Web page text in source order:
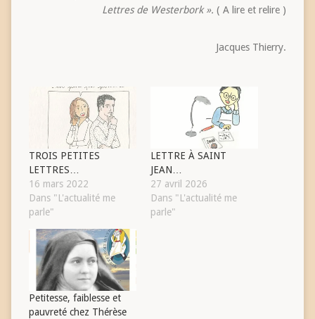
Lettres de Westerbork ».( A lire et relire )
Jacques Thierry.
TROIS PETITES
LETTRES…
16 mars 2022
Dans "L'actualité me
parle"
LETTRE À SAINT
JEAN…
27 avril 2026
Dans "L'actualité me
parle"
Petitesse, faiblesse et
pauvreté chez Thérèse